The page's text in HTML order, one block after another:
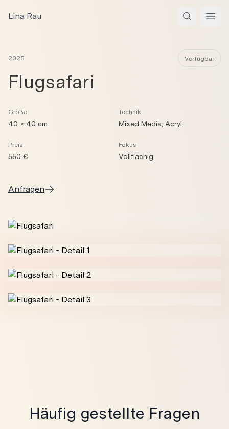
Lina Rau
2025 Verfügbar
Flugsafari
Größe
40 × 40 cm
Technik
Mixed Media, Acryl
Preis
550 €
Fokus
Vollflächig
Anfragen
Häufig gestellte Fragen